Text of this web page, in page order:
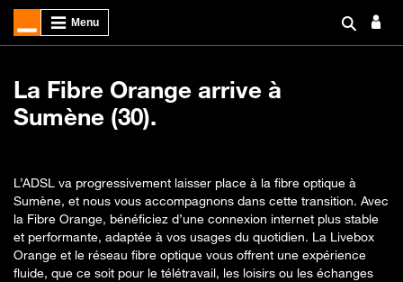
La Fibre Orange arrive à
Sumène (30).
L’ADSL va progressivement laisser place à la fibre optique à
Sumène, et nous vous accompagnons dans cette transition. Avec
la Fibre Orange, bénéficiez d’une connexion internet plus stable
et performante, adaptée à vos usages du quotidien. La Livebox
Orange et le réseau fibre optique vous offrent une expérience
fluide, que ce soit pour le télétravail, les loisirs ou les échanges